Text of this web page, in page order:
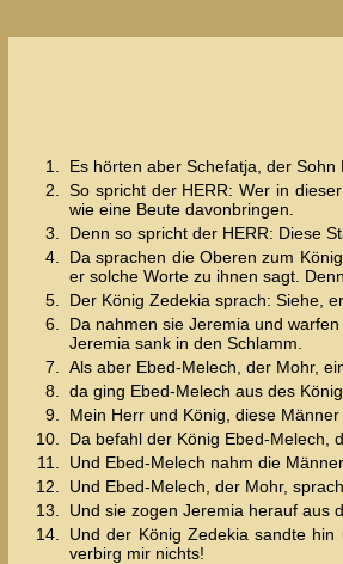
1.
Es hörten aber Schefatja, der
2.
So spricht der HERR: Wer in
wie eine Beute davonbringen.
3.
Denn so spricht der HERR: Diese
4.
Da sprachen die Oberen zum
er solche Worte zu ihnen sagt.
5.
Der König Zedekia sprach: Siehe,
6.
Da nahmen sie Jeremia und
Jeremia sank in den Schlamm.
7.
Als aber Ebed-Melech, der Mohr,
8.
da ging Ebed-Melech aus des
9.
Mein Herr und König, diese
10.
Da befahl der König Ebed-Melech,
11.
Und Ebed-Melech nahm die
12.
Und Ebed-Melech, der Mohr,
13.
Und sie zogen Jeremia herauf aus
14.
Und der König Zedekia sandte
verbirg mir nichts!